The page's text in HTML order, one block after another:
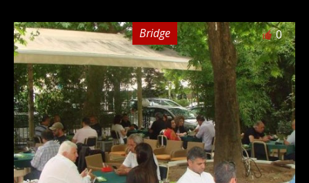
Bridge 0